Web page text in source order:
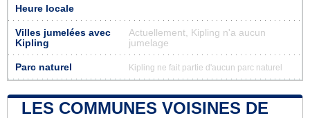
Heure locale
Villes jumelées avec
Kipling
Actuellement, Kipling n'a aucun
jumelage
Parc naturel Kipling ne fait partie d'aucun parc naturel
LES COMMUNES VOISINES DE